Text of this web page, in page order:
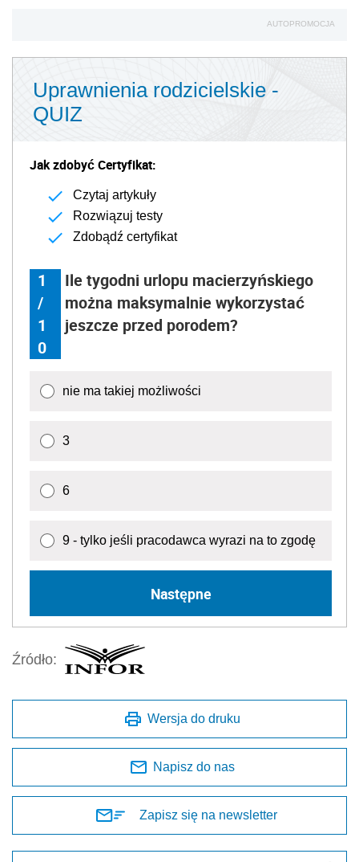
AUTOPROMOCJA
Uprawnienia rodzicielskie -
QUIZ
Jak zdobyć Certyfikat:
Czytaj artykuły
Rozwiązuj testy
Zdobądź certyfikat
1
/
1
0
Ile tygodni urlopu macierzyńskiego
można maksymalnie wykorzystać
jeszcze przed porodem?
nie ma takiej możliwości
3
6
9 - tylko jeśli pracodawca wyrazi na to zgodę
Następne
Źródło:
Wersja do druku
Napisz do nas
Zapisz się na newsletter